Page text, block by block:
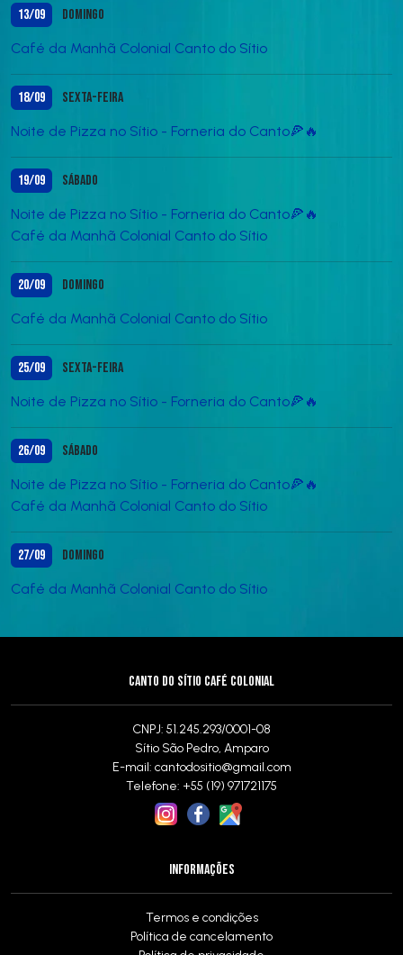
13/09
Domingo
Café da Manhã Colonial Canto do Sítio
18/09
Sexta-feira
Noite de Pizza no Sítio - Forneria do Canto🍕🔥
19/09
Sábado
Noite de Pizza no Sítio - Forneria do Canto🍕🔥
Café da Manhã Colonial Canto do Sítio
20/09
Domingo
Café da Manhã Colonial Canto do Sítio
25/09
Sexta-feira
Noite de Pizza no Sítio - Forneria do Canto🍕🔥
26/09
Sábado
Noite de Pizza no Sítio - Forneria do Canto🍕🔥
Café da Manhã Colonial Canto do Sítio
27/09
Domingo
Café da Manhã Colonial Canto do Sítio
CANTO DO SÍTIO CAFÉ COLONIAL
CNPJ: 51.245.293/0001-08
Sítio São Pedro, Amparo
E-mail: cantodositio@gmail.com
Telefone: +55 (19) 971721175
INFORMAÇÕES
Termos e condições
Política de cancelamento